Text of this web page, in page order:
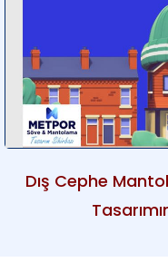
Dış Cephe